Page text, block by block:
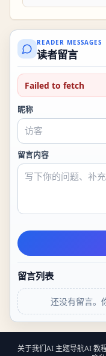
READER MESSAGES
读者留言
Failed to fetch
昵称
留言内容
留言列表
还没有留言。
关于我们AI 主题导航AI 教